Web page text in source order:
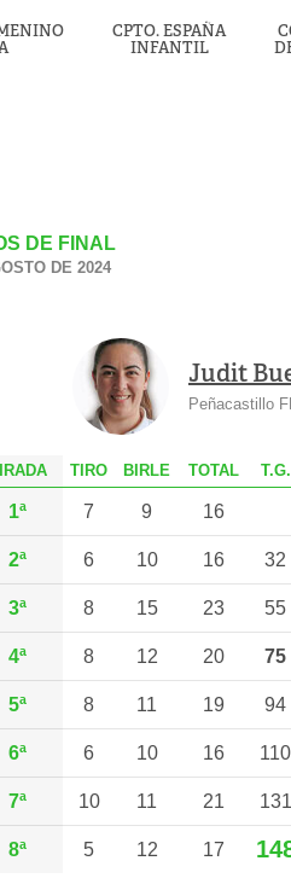
CPTO. ESPAÑA
INFANTIL
DE FINAL
DE 2024
Judit
Peñacastillo
T IRO B IRLE TOTAL T.G.
1ª 7 9 16
2ª 6 10 16 32
3ª 8 15 23 55
4ª 8 12 20 75
5ª 8 11 19 94
6ª 6 10 16 110
7ª 10 11 21 131
8ª 5 12 17